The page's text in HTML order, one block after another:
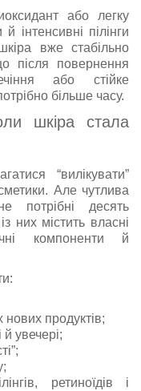
або легку
інтенсивні пілінги
вже стабільно
після повернення
або стійке
більше часу.
шкіра стала
“вилікувати”
Але чутлива
десять
них містить власні
компоненти й
нових продуктів;
увечері;
ретиноїдів і